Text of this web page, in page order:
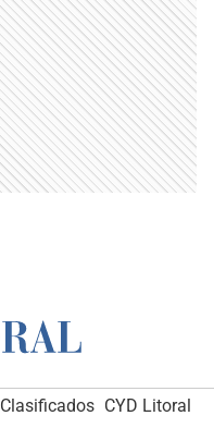
Clasificados CYD Litoral